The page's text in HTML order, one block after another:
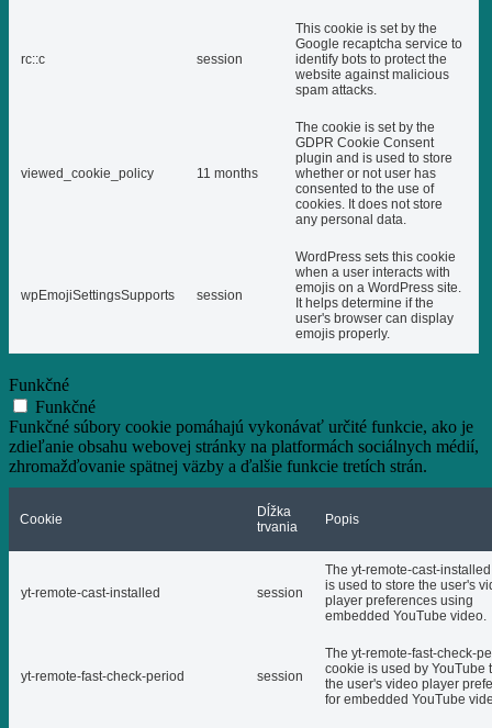
rc::c session
This cookie is set by the
Google recaptcha service to
identify bots to protect the
website against malicious
spam attacks.
viewed_cookie_policy 11 months
The cookie is set by the
GDPR Cookie Consent
plugin and is used to store
whether or not user has
consented to the use of
cookies. It does not store
any personal data.
wpEmojiSettingsSupports session
WordPress sets this cookie
when a user interacts with
emojis on a WordPress site.
It helps determine if the
user's browser can display
emojis properly.
Funkčné
Funkčné
Funkčné súbory cookie pomáhajú vykonávať určité funkcie, ako je
zdieľanie obsahu webovej stránky na platformách sociálnych médií,
zhromažďovanie spätnej väzby a ďalšie funkcie tretích strán.
Cookie
Dĺžka
trvania
Popis
yt-remote-cast-installed session
The yt-remote-cast-
is used to store the user's
player preferences using
embedded YouTube video.
yt-remote-fast-check-period session
The yt-remote-fast-check-
cookie is used by YouTube
the user's video player
for embedded YouTube